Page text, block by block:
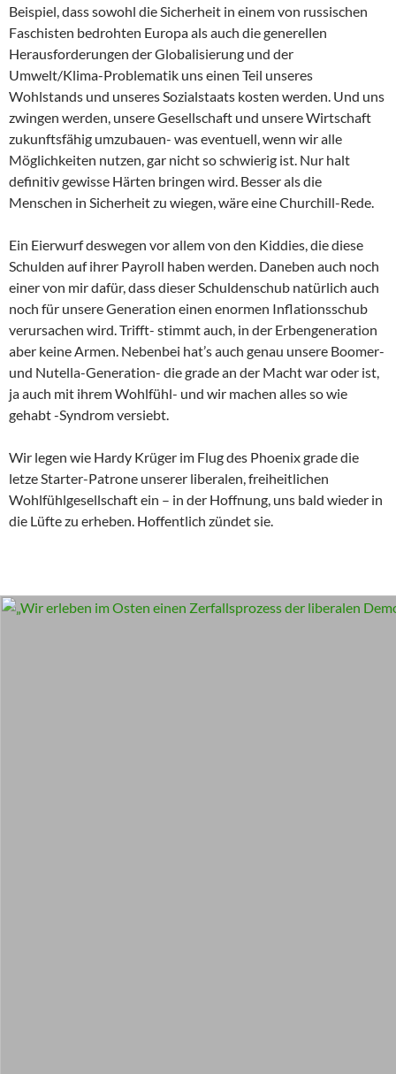
Beispiel, dass sowohl die Sicherheit in einem von russischen
Faschisten bedrohten Europa als auch die generellen
Herausforderungen der Globalisierung und der
Umwelt/Klima-Problematik uns einen Teil unseres
Wohlstands und unseres Sozialstaats kosten werden. Und uns
zwingen werden, unsere Gesellschaft und unsere Wirtschaft
zukunftsfähig umzubauen- was eventuell, wenn wir alle
Möglichkeiten nutzen, gar nicht so schwierig ist. Nur halt
definitiv gewisse Härten bringen wird. Besser als die
Menschen in Sicherheit zu wiegen, wäre eine Churchill-Rede.
Ein Eierwurf deswegen vor allem von den Kiddies, die diese
Schulden auf ihrer Payroll haben werden. Daneben auch noch
einer von mir dafür, dass dieser Schuldenschub natürlich auch
noch für unsere Generation einen enormen Inflationsschub
verursachen wird. Trifft- stimmt auch, in der Erbengeneration
aber keine Armen. Nebenbei hat’s auch genau unsere Boomer-
und Nutella-Generation- die grade an der Macht war oder ist,
ja auch mit ihrem Wohlfühl- und wir machen alles so wie
gehabt -Syndrom versiebt.
Wir legen wie Hardy Krüger im Flug des Phoenix grade die
letze Starter-Patrone unserer liberalen, freiheitlichen
Wohlfühlgesellschaft ein – in der Hoffnung, uns bald wieder in
die Lüfte zu erheben. Hoffentlich zündet sie.